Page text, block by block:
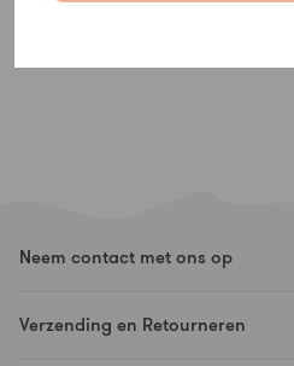
Neem contact met ons op
Verzending en Retourneren